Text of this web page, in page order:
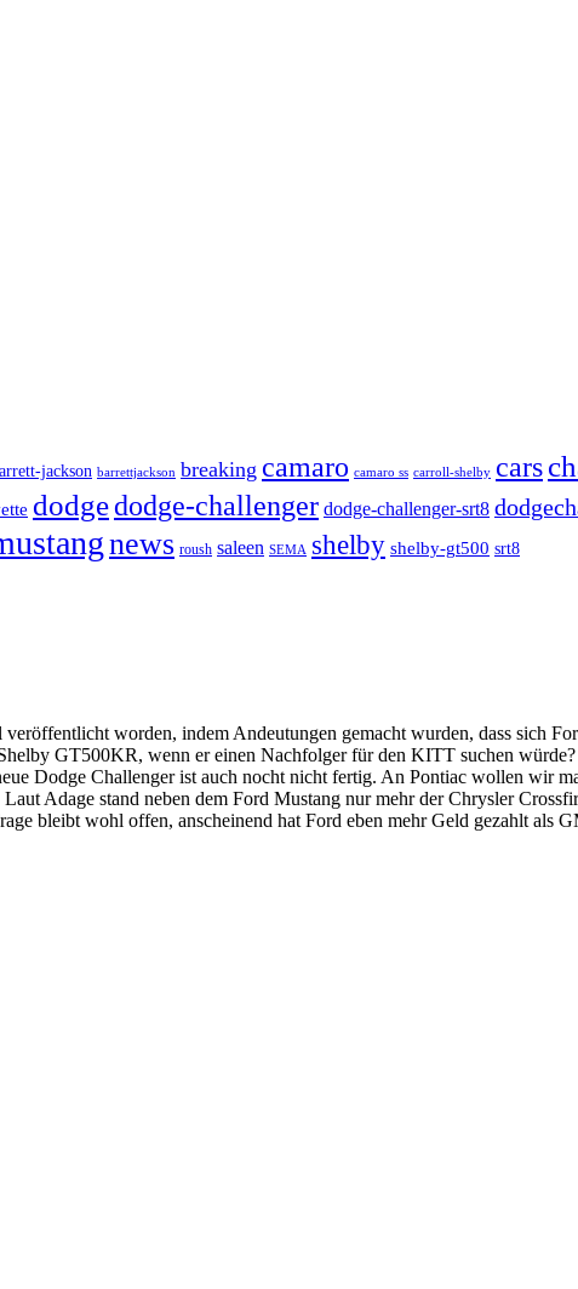
jackson barrettjackson breaking camaro camaro ss carroll-shelby cars
dodgedodge-challenger dodge-challenger-srt8
news roush saleen SEMA shelby shelby-gt500 srt8
worden, indem Andeutungen gemacht wurden, dass sich
GT500KR, wenn er einen Nachfolger für den KITT suchen
Dodge Challenger ist auch nocht nicht fertig. An Pontiac wollen wir
Adage stand neben dem Ford Mustang nur mehr der Chrysler
bleibt wohl offen, anscheinend hat Ford eben mehr Geld gezahlt als